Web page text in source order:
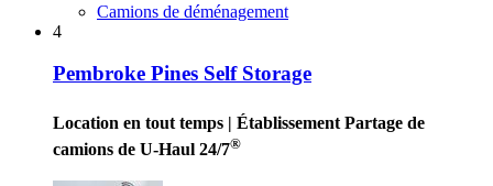
Camions de déménagement
4
Pembroke Pines Self Storage
Location en tout temps | Établissement Partage de
camions de U-Haul 24/7®